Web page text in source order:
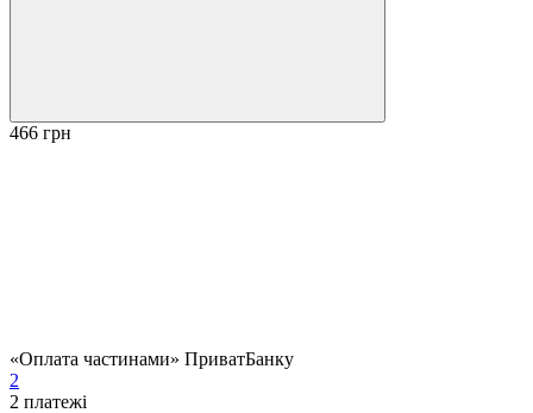
466 грн
«Оплата частинами» ПриватБанку
2
2 платежі